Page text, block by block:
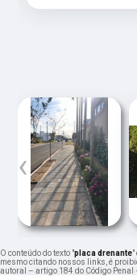
‹
O conteúdo do texto "placa drenante"
mesmo citando nossos links, é
autoral – artigo 184 do Código Penal